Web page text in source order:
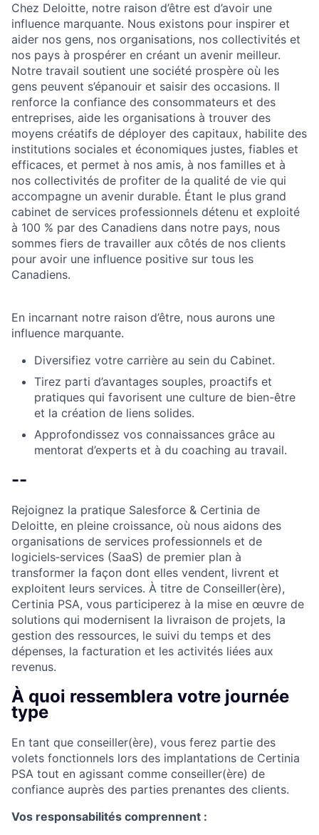
Chez Deloitte, notre raison d’être est d’avoir une
influence marquante. Nous existons pour inspirer et
aider nos gens, nos organisations, nos collectivités et
nos pays à prospérer en créant un avenir meilleur.
Notre travail soutient une société prospère où les
gens peuvent s’épanouir et saisir des occasions. Il
renforce la confiance des consommateurs et des
entreprises, aide les organisations à trouver des
moyens créatifs de déployer des capitaux, habilite des
institutions sociales et économiques justes, fiables et
efficaces, et permet à nos amis, à nos familles et à
nos collectivités de profiter de la qualité de vie qui
accompagne un avenir durable. Étant le plus grand
cabinet de services professionnels détenu et exploité
à 100 % par des Canadiens dans notre pays, nous
sommes fiers de travailler aux côtés de nos clients
pour avoir une influence positive sur tous les
Canadiens.
En incarnant notre raison d’être, nous aurons une
influence marquante.
Diversifiez votre carrière au sein du Cabinet.
Tirez parti d’avantages souples, proactifs et
pratiques qui favorisent une culture de bien-être
et la création de liens solides.
Approfondissez vos connaissances grâce au
mentorat d’experts et à du coaching au travail.
--
Rejoignez la pratique Salesforce & Certinia de
Deloitte, en pleine croissance, où nous aidons des
organisations de services professionnels et de
logiciels‑services (SaaS) de premier plan à
transformer la façon dont elles vendent, livrent et
exploitent leurs services. À titre de Conseiller(ère),
Certinia PSA, vous participerez à la mise en œuvre de
solutions qui modernisent la livraison de projets, la
gestion des ressources, le suivi du temps et des
dépenses, la facturation et les activités liées aux
revenus.
À quoi ressemblera votre journée
type
En tant que conseiller(ère), vous ferez partie des
volets fonctionnels lors des implantations de Certinia
PSA tout en agissant comme conseiller(ère) de
confiance auprès des parties prenantes des clients.
Vos responsabilités comprennent :